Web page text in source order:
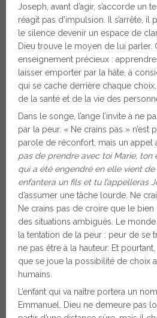
Joseph, avant d’agir, s’accorde un
réagit pas d’impulsion. Il s’arrête, il
le silence devenir un espace de
Dieu trouve le moyen de lui parler.
enseignement précieux :
laisser emporter par la hâte, à
qui se cache derrière chaque choix,
de la santé et de la vie des
Dans le songe, l’ange l’invite à ne
par la peur. « Ne crains pas » n’est
parole de réconfort, mais un appel
pas de prendre avec toi Marie, ton
qui a été engendré en elle vient de
enfantera un fils et tu l’appelleras
d’assumer une tâche lourde. Ne
Ne crains pas de croire que le
des situations ambiguës. Le
la tentation de la peur : peur de se
ne pas être à la hauteur. Et
que se joue la possibilité de choix
humains.
L’enfant qui va naître portera un
Emmanuel. Dieu ne demeure pas